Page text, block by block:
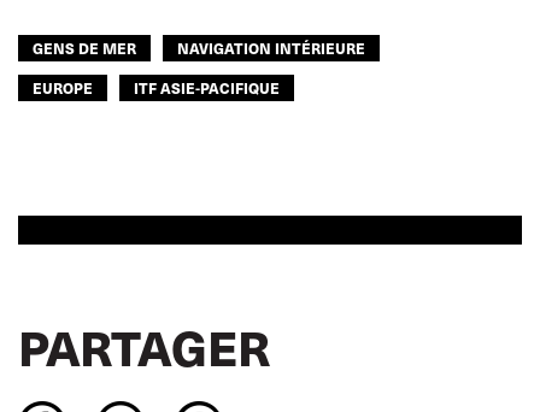
GENS DE MER
NAVIGATION INTÉRIEURE
EUROPE
ITF ASIE-PACIFIQUE
PARTAGER